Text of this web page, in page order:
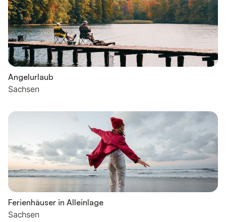
Angelurlaub
Sachsen
Ferienhäuser in Alleinlage
Sachsen